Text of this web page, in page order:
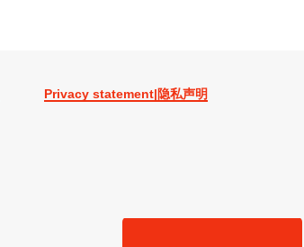
Privacy statement|隐私声明